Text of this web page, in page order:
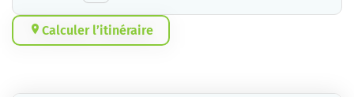
Calculer l’itinéraire